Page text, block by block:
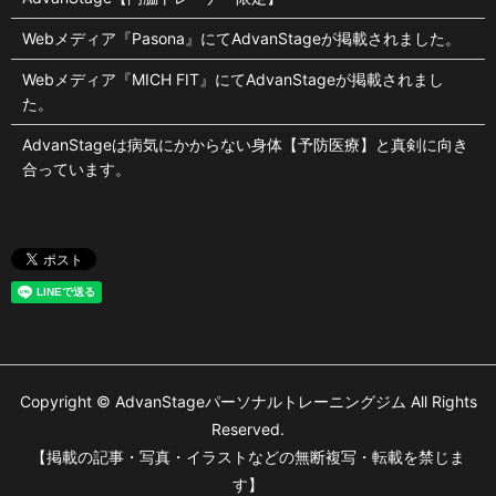
Webメディア『Pasona』にてAdvanStageが掲載されました。
Webメディア『MICH FIT』にてAdvanStageが掲載されまし
た。
AdvanStageは病気にかからない身体【予防医療】と真剣に向き
合っています。
Copyright © AdvanStageパーソナルトレーニングジム All Rights
Reserved.
【掲載の記事・写真・イラストなどの無断複写・転載を禁じま
す】